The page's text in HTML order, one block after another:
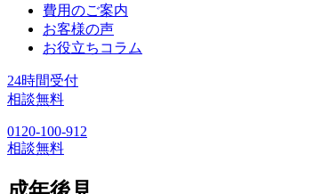
費用のご案内
お客様の声
お役立ちコラム
24時間受付
相談無料
0120-100-912
相談無料